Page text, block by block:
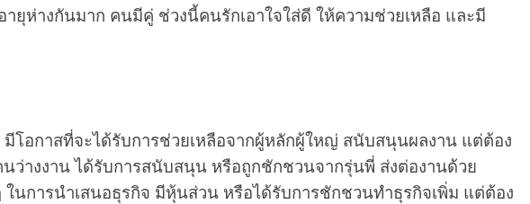
ยุห่างกันมาก คนมีคู่ ช่วงนี้คนรักเอาใจใส่ดี ให้ความช่วยเหลือ และมี
อกาสที่จะได้รับการช่วยเหลือจากผู้หลักผู้ใหญ่ สนับสนุนผลงาน แต่ต้อง
ว่างงาน ได้รับการสนับสนุน หรือถูกชักชวนจากรุ่นพี่ ส่งต่องานด้วย
นการนำเสนอธุรกิจ มีหุ้นส่วน หรือได้รับการชักชวนทำธุรกิจเพิ่ม แต่ต้อง